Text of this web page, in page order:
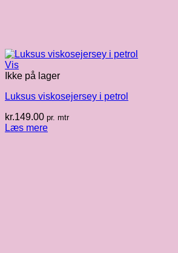
Vis
Ikke på lager
Luksus viskosejersey i petrol
kr.149.00 pr. mtr
Læs mere